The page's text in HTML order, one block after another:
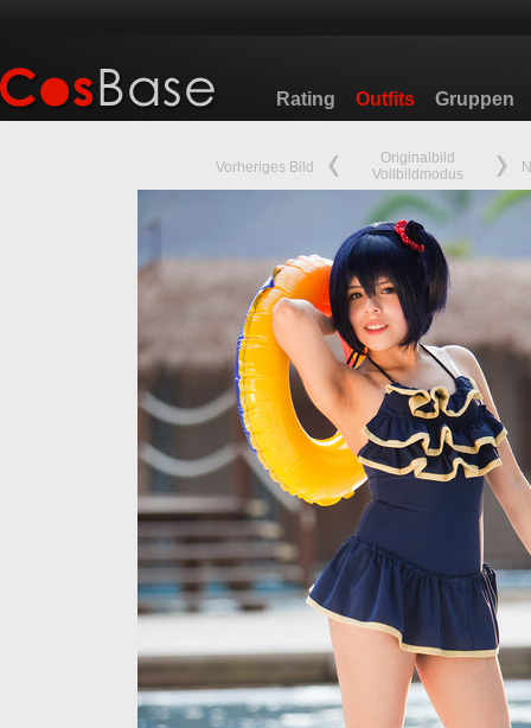
Rating Outfits Gruppen
Vorheriges Bild
Originalbild
Vollbildmodus